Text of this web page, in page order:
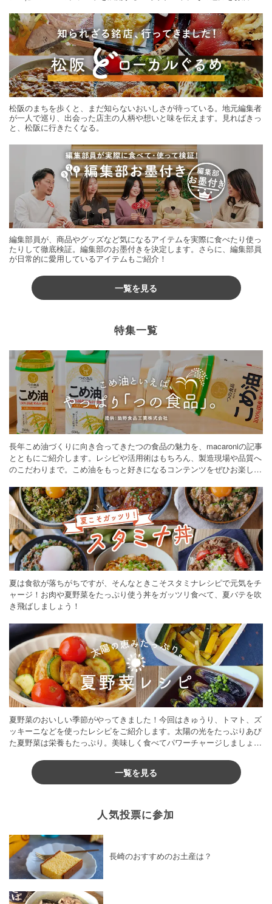
松阪のまちを歩くと、まだ知らないおいしさが待っている。地元編集者
が一人で巡り、出会った店主の人柄や想いと味を伝えます。見ればきっ
と、松阪に行きたくなる。
編集部員が、商品やグッズなど気になるアイテムを実際に食べたり使っ
たりして徹底検証。編集部のお墨付きを決定します。さらに、編集部員
が日常的に愛用しているアイテムもご紹介！
一覧を見る
特集一覧
長年こめ油づくりに向き合ってきたつの食品の魅力を、macaroniの記事
とともにご紹介します。レシピや活用術はもちろん、製造現場や品質へ
のこだわりまで。こめ油をもっと好きになるコンテンツをぜひお楽しみ
夏は食欲が落ちがちですが、そんなときこそスタミナレシピで元気をチ
ャージ！お肉や夏野菜をたっぷり使う丼をガッツリ食べて、夏バテを吹
き飛ばしましょう！
夏野菜のおいしい季節がやってきました！今回はきゅうり、トマト、ズ
ッキーニなどを使ったレシピをご紹介します。太陽の光をたっぷりあび
た夏野菜は栄養もたっぷり。美味しく食べてパワーチャージしましょう
一覧を見る
人気投票に参加
長崎のおすすめのお土産は？